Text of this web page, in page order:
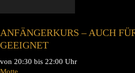
ANFÄNGERKURS – AUCH
GEEIGNET
von 20:30 bis 22:00 Uhr